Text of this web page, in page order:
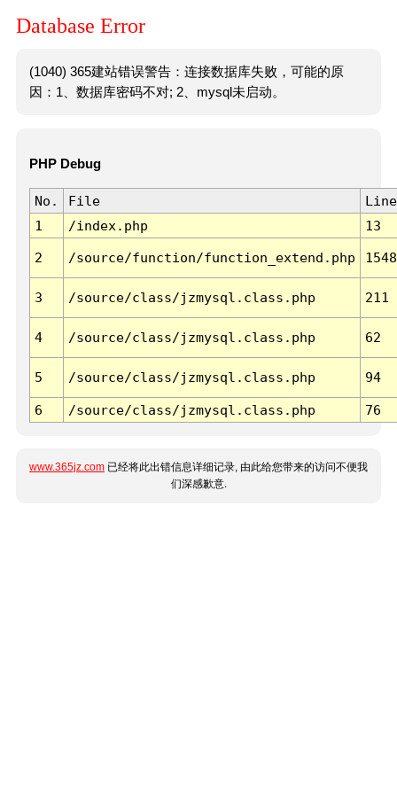
Database Error
(1040) 365建站错误警告：连接数据库失败，可能的原
因：1、数据库密码不对; 2、mysql未启动。
PHP Debug
No. File
Line
1
/index.php 13
2 /source/function/function_extend.php 1548
3 /source/class/jzmysql.class.php 211
4 /source/class/jzmysql.class.php 62
5 /source/class/jzmysql.class.php 94
6 /source/class/jzmysql.class.php 76
www.365jz.com 已经将此出错信息详细记录, 由此给您带来的访问不便我
们深感歉意.